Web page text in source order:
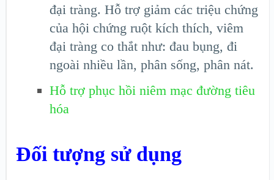
đại tràng. Hỗ trợ giảm các triệu chứng
của hội chứng ruột kích thích, viêm
đại tràng co thắt như: đau bụng, đi
ngoài nhiều lần, phân sống, phân nát.
Hỗ trợ phục hồi niêm mạc đường tiêu
hóa
Đối tượng sử dụng